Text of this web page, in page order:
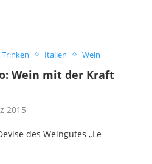
Trinken Italien Wein
Wein mit der Kraft
2015
des Weingutes „Le